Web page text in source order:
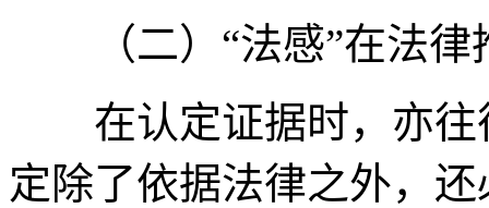
（二）“法感”在法律
在认定证据时，亦往
定除了依据法律之外，